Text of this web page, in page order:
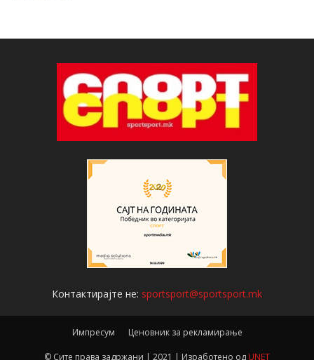
Контактирајте не: sportsport@sportsport.mk
Импресум Ценовник за рекламирање
© Сите права задржани | 2021 | Изработено од UNET